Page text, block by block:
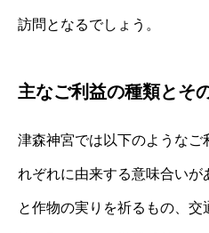
訪問となるでしょう。
主なご利益の種類とそ
津森神宮では以下のようなご
れぞれに由来する意味合い
と作物の実りを祈るもの、